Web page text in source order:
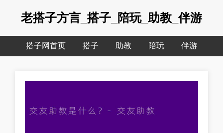
老搭子方言_搭子_陪玩_助教_伴游
搭子网首页 搭子 助教 陪玩 伴游